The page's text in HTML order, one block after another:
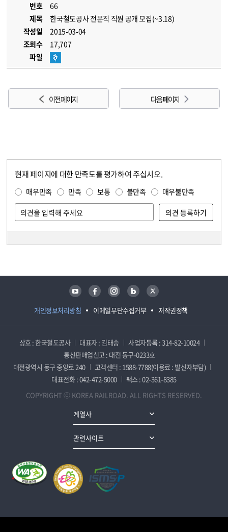
번호
66
제목
한국철도공사 전문직 직원 공개 모집(~3.18)
작성일
2015-03-04
조회수
17,707
파일
이전 페이지 다음 페이지
현재 페이지에 대한 만족도를 평가하여 주십시오.
매우만족 만족 보통 불만족 매우불만족
개인정보처리방침 이메일무단수집거부 저작권정책
유튜브 페이스북 인스타그램 블로그 트위터
상호 : 한국철도공사 대표자 : 김태승
사업자등록 : 314-82-10024
통신판매업신고 : 대전 동구-0233호
대전광역시 동구 중앙로 240
고객센터 : 1588-7788(이용료 : 발신자부담)
대표전화 : 042-472-5000
팩스 : 02-361-8385
COPYRIGHT ⓒ KOREA RAILROAD. ALL RIGHTS RESERVED.
계열사
관련사이트